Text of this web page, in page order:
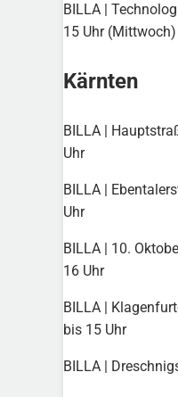
BILLA |
15 Uhr (Mittwoch)
Kärnten
BILLA |
Uhr
BILLA |
Uhr
BILLA | 10.
16 Uhr
BILLA |
bis 15 Uhr
BILLA |